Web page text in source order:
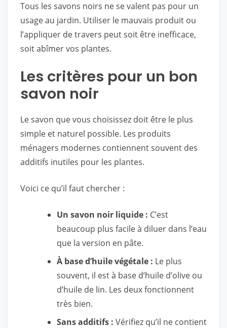
Tous les savons noirs ne se valent pas pour un
usage au jardin. Utiliser le mauvais produit ou
l’appliquer de travers peut soit être inefficace,
soit abîmer vos plantes.
Les critères pour un bon
savon noir
Le savon que vous choisissez doit être le plus
simple et naturel possible. Les produits
ménagers modernes contiennent souvent des
additifs inutiles pour les plantes.
Voici ce qu’il faut chercher :
Un savon noir liquide : C’est
beaucoup plus facile à diluer dans l’eau
que la version en pâte.
À base d’huile végétale : Le plus
souvent, il est à base d’huile d’olive ou
d’huile de lin. Les deux fonctionnent
très bien.
Sans additifs : Vérifiez qu’il ne contient